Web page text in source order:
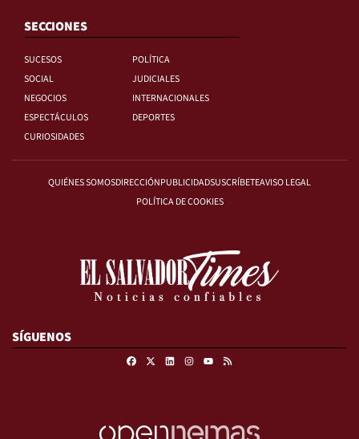
SECCIONES
SUCESOS
POLÍTICA
SOCIAL
JUDICIALES
NEGOCIOS
INTERNACIONALES
ESPECTÁCULOS
DEPORTES
CURIOSIDADES
QUIÉNES SOMOSDIRECCIÓNPUBLICIDADSUSCRÍBETEAVISO LEGAL
POLÍTICA DE COOKIES
SÍGUENOS
FacebookLinkedinInstagramRSS